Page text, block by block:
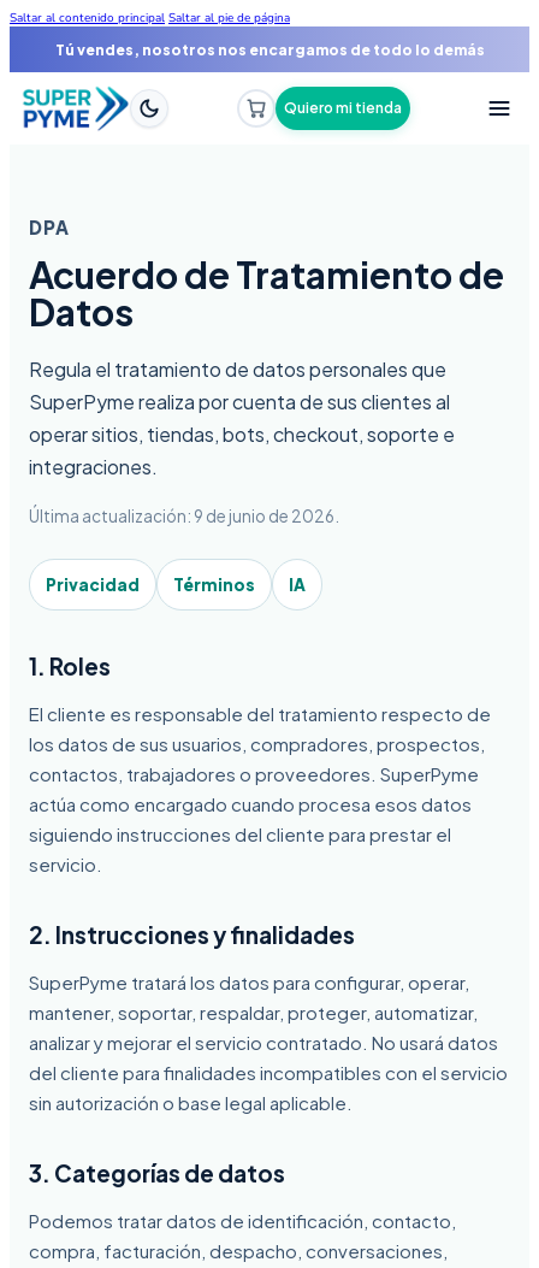
Saltar al contenido principal Saltar al pie de página
Tú vendes, nosotros nos encargamos de todo lo demás
Quiero mi tienda
DPA
Acuerdo de Tratamiento de
Datos
Regula el tratamiento de datos personales que
SuperPyme realiza por cuenta de sus clientes al
operar sitios, tiendas, bots, checkout, soporte e
integraciones.
Última actualización: 9 de junio de 2026.
Privacidad Términos IA
1. Roles
El cliente es responsable del tratamiento respecto de
los datos de sus usuarios, compradores, prospectos,
contactos, trabajadores o proveedores. SuperPyme
actúa como encargado cuando procesa esos datos
siguiendo instrucciones del cliente para prestar el
servicio.
2. Instrucciones y finalidades
SuperPyme tratará los datos para configurar, operar,
mantener, soportar, respaldar, proteger, automatizar,
analizar y mejorar el servicio contratado. No usará datos
del cliente para finalidades incompatibles con el servicio
sin autorización o base legal aplicable.
3. Categorías de datos
Podemos tratar datos de identificación, contacto,
compra, facturación, despacho, conversaciones,